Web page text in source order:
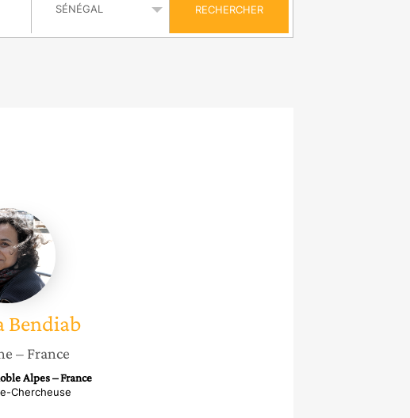
RECHERCHER
Nedjma
Bendiab
Bendiab
– France
Alpes – France
Chercheuse